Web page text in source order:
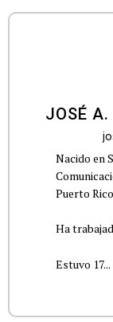
JOSÉ A.
Nacido en
Puerto
Ha
Estuvo 17...